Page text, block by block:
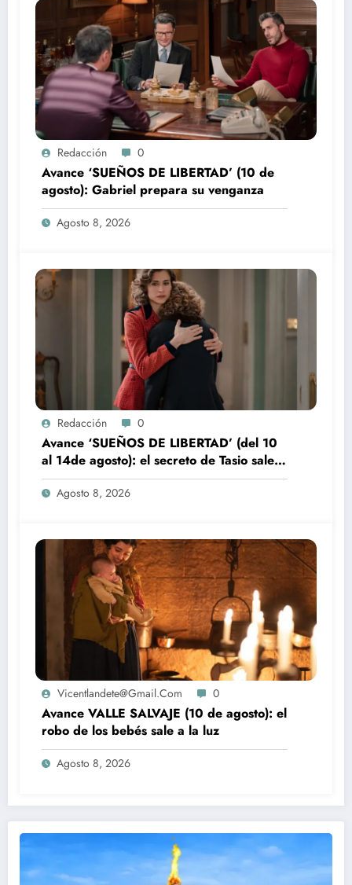
Redacción 0
Avance ‘SUEÑOS DE LIBERTAD’ (10 de
agosto): Gabriel prepara su venganza
Agosto 8, 2026
Redacción 0
Avance ‘SUEÑOS DE LIBERTAD’ (del 10
al 14de agosto): el secreto de Tasio sale a
la luz
Agosto 8, 2026
Vicentlandete@gmail.com 0
Avance VALLE SALVAJE (10 de agosto): el
robo de los bebés sale a la luz
Agosto 8, 2026